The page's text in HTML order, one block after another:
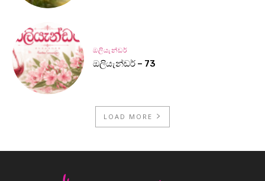
ඔලියැන්ඩර්
ඔලියැන්ඩර් – 73
LOAD MORE